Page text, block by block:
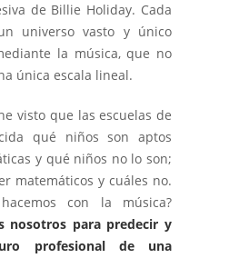
de Billie Holiday. Cada
universo vasto y único
la música, que no
única escala lineal.
visto que las escuelas de
qué niños son aptos
y qué niños no lo son;
matemáticos y cuáles no.
con la música?
nosotros para predecir y
profesional de una